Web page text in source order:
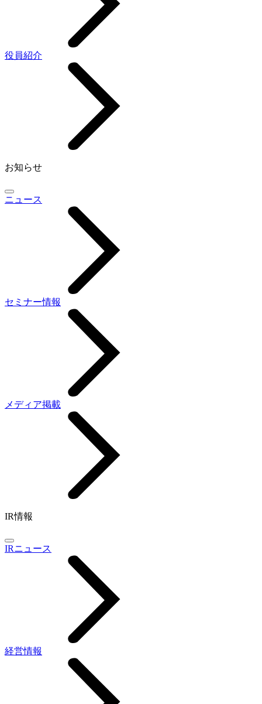
役員紹介
お知らせ
ニュース
セミナー情報
メディア掲載
IR情報
IRニュース
経営情報